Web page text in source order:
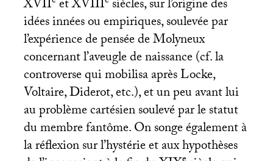
XVII etXVIII siècles, sur l’origine des
idées innées ou empiriques, soulevée par
l’expérience de pensée de Molyneux
concernant l’aveugle de naissance (cf. la
controverse qui mobilisa après Locke,
Voltaire, Diderot, etc.), et un peu avant lui
au problème cartésien soulevé par le statut
du membre fantôme. On songe également à
la réflexion sur l’hystérie et aux hypothèses